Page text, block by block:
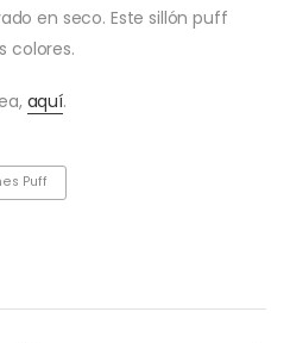
en seco. Este sillón puff
colores.
aquí.
Puff